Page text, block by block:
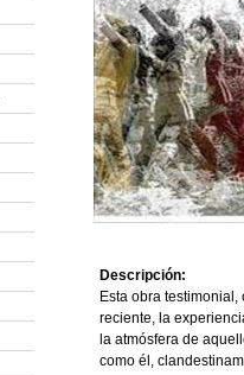
Descripción:
Esta obra
reciente, la
la atmósfera de
como él,